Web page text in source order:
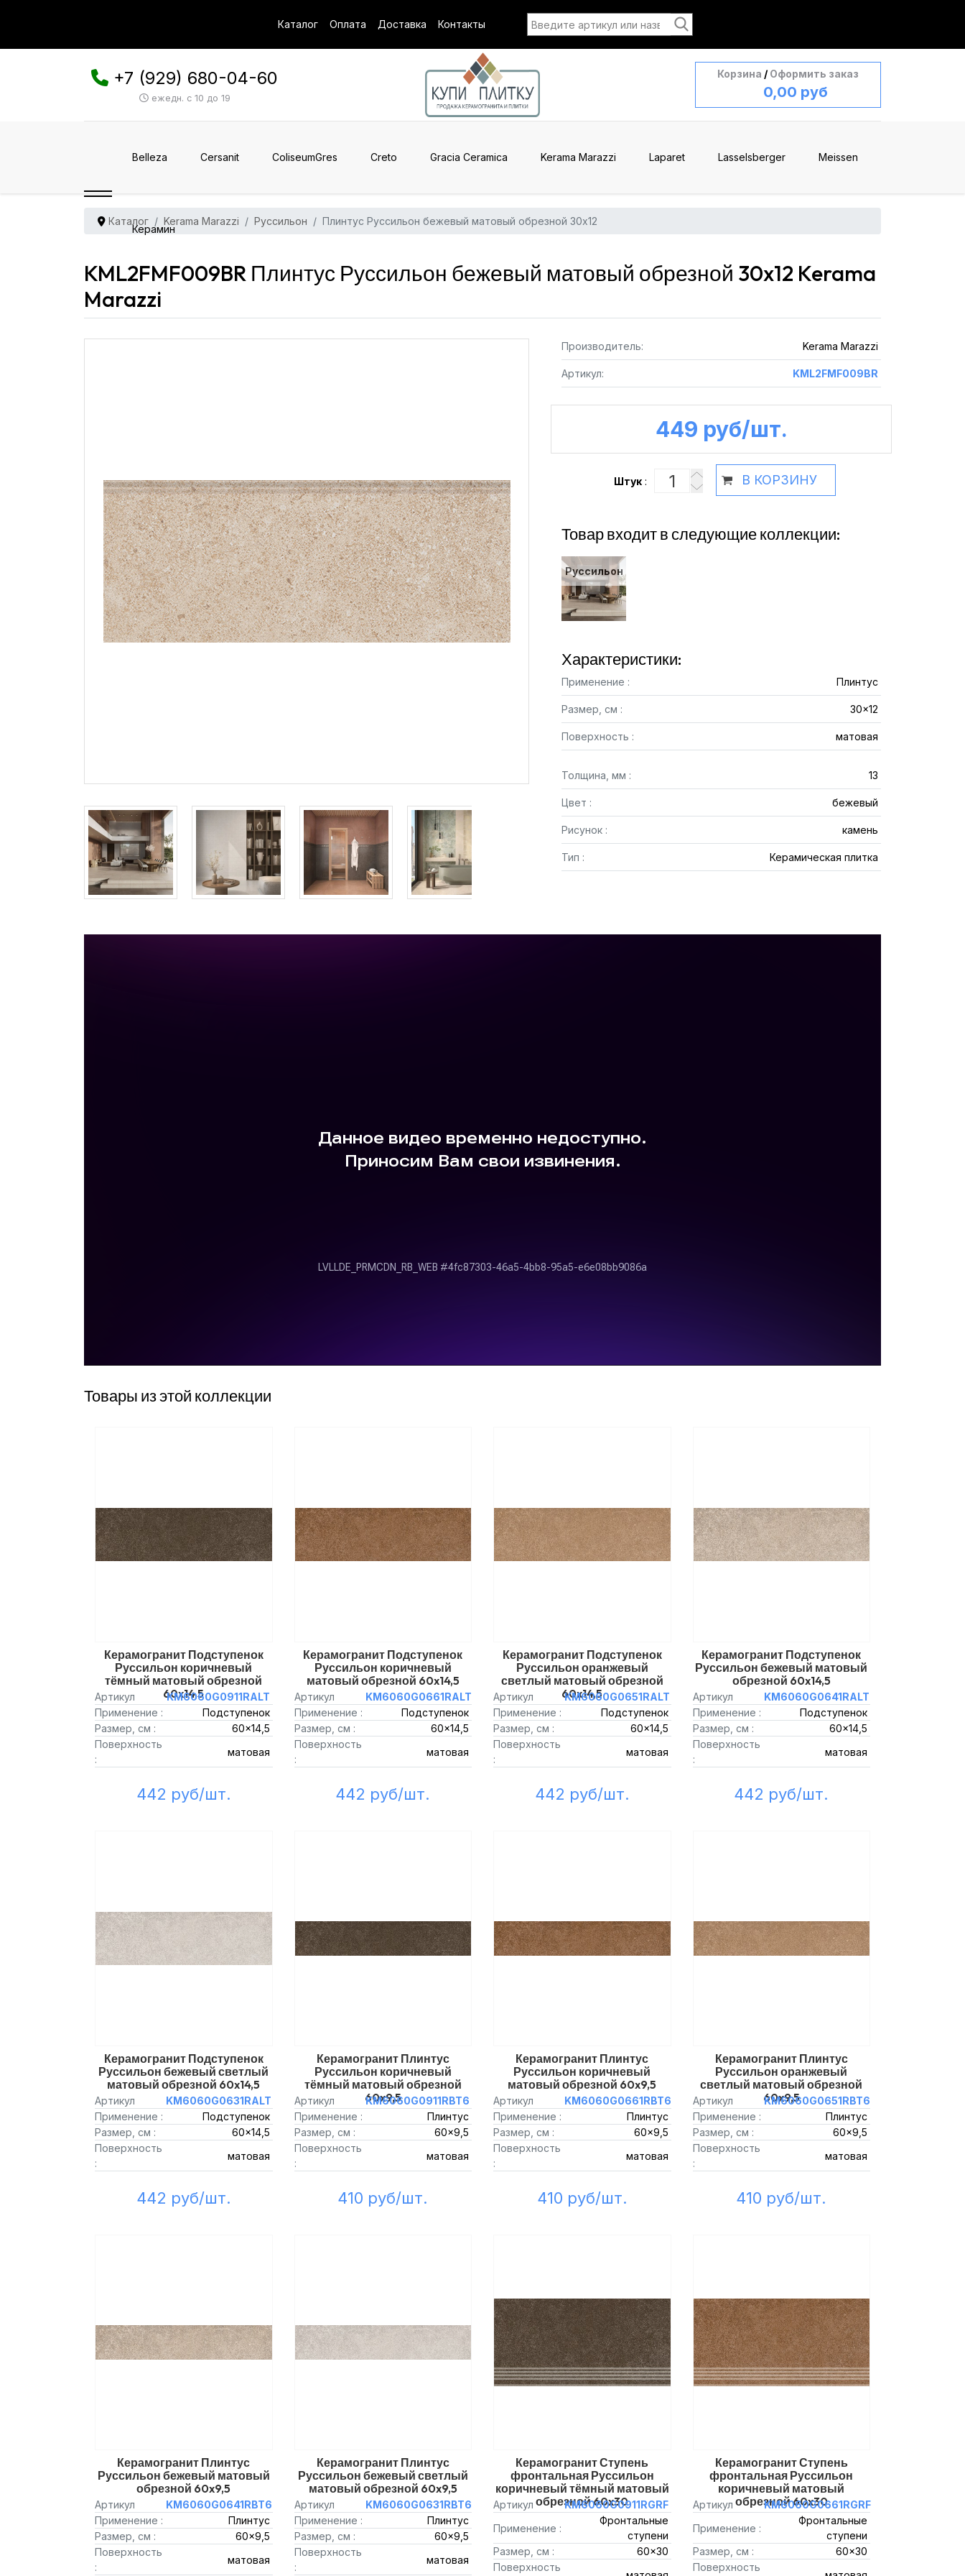
Каталог Оплата Доставка Контакты
+7 (929) 680-04-60
ежедн. с 10 до 19
Корзина / Оформить заказ
0,00 руб
Belleza Cersanit ColiseumGres Creto Gracia Ceramica Kerama Marazzi Laparet Lasselsberger Meissen
Керамин
Каталог Kerama Marazzi Руссильон Плинтус Руссильон бежевый матовый обрезной 30x12
KML2FMF009BR Плинтус Руссильон бежевый матовый обрезной 30x12 Kerama
Marazzi
Производитель: Kerama Marazzi
Артикул: KML2FMF009BR
449 руб /шт.
Штук : В КОРЗИНУ
Товар входит в следующие коллекции:
Руссильон
Характеристики:
Применение : Плинтус
Размер, см : 30x12
Поверхность : матовая
Толщина, мм : 13
Цвет : бежевый
Рисунок : камень
Тип : Керамическая плитка
Товары из этой коллекции
Керамогранит Подступенок
Руссильон коричневый
тёмный матовый обрезной
60x14,5
Артикул
KM6060G0911RALT
Применение :
Подступенок
Размер, см :
60x14,5
Поверхность
:
матовая
442 руб/шт.
Керамогранит Подступенок
Руссильон коричневый
матовый обрезной 60x14,5
Артикул
KM6060G0661RALT
Применение :
Подступенок
Размер, см :
60x14,5
Поверхность
:
матовая
442 руб/шт.
Керамогранит Подступенок
Руссильон оранжевый
светлый матовый обрезной
60x14,5
Артикул
KM6060G0651RALT
Применение :
Подступенок
Размер, см :
60x14,5
Поверхность
:
матовая
442 руб/шт.
Керамогранит Подступенок
Руссильон бежевый матовый
обрезной 60x14,5
Артикул
KM6060G0641RALT
Применение :
Подступенок
Размер, см :
60x14,5
Поверхность
:
матовая
442 руб/шт.
Керамогранит Подступенок
Руссильон бежевый светлый
матовый обрезной 60x14,5
Артикул
KM6060G0631RALT
Применение :
Подступенок
Размер, см :
60x14,5
Поверхность
:
матовая
442 руб/шт.
Керамогранит Плинтус
Руссильон коричневый
тёмный матовый обрезной
60x9,5
Артикул
KM6060G0911RBT6
Применение :
Плинтус
Размер, см :
60x9,5
Поверхность
:
матовая
410 руб/шт.
Керамогранит Плинтус
Руссильон коричневый
матовый обрезной 60x9,5
Артикул
KM6060G0661RBT6
Применение :
Плинтус
Размер, см :
60x9,5
Поверхность
:
матовая
410 руб/шт.
Керамогранит Плинтус
Руссильон оранжевый
светлый матовый обрезной
60x9,5
Артикул
KM6060G0651RBT6
Применение :
Плинтус
Размер, см :
60x9,5
Поверхность
:
матовая
410 руб/шт.
Керамогранит Плинтус
Руссильон бежевый матовый
обрезной 60x9,5
Артикул
KM6060G0641RBT6
Применение :
Плинтус
Размер, см :
60x9,5
Поверхность
:
матовая
Керамогранит Плинтус
Руссильон бежевый светлый
матовый обрезной 60x9,5
Артикул
KM6060G0631RBT6
Применение :
Плинтус
Размер, см :
60x9,5
Поверхность
:
матовая
Керамогранит Ступень
фронтальная Руссильон
коричневый тёмный матовый
обрезной 60x30
Артикул
KM6060G0911RGRF
Применение :
Фронтальные
ступени
Размер, см :
60x30
Поверхность
Керамогранит Ступень
фронтальная Руссильон
коричневый матовый
обрезной 60x30
Артикул
KM6060G0661RGRF
Применение :
Фронтальные
ступени
Размер, см :
60x30
Поверхность